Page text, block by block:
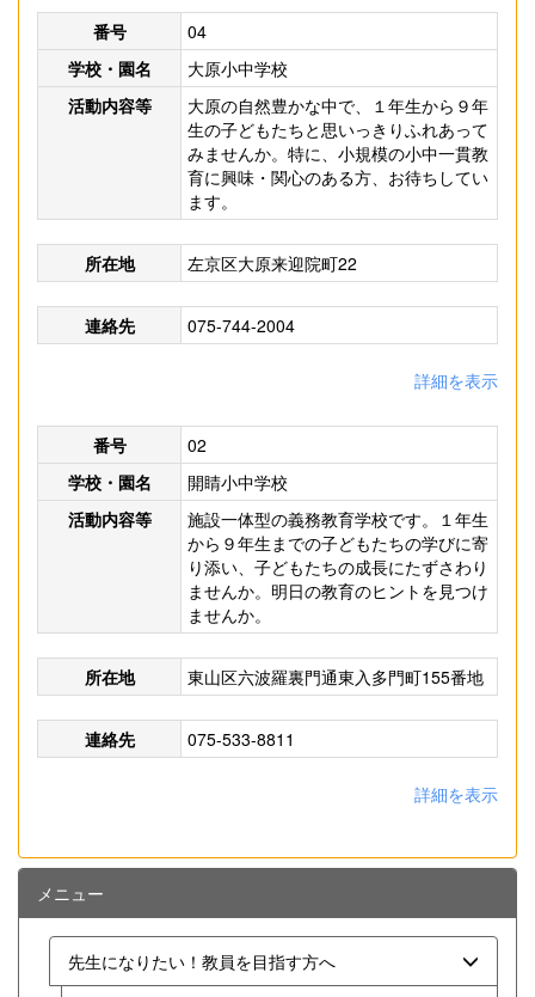
番号
04
学校・園名
大原小中学校
活動内容等
大原の自然豊かな中で、１年生から９年
生の子どもたちと思いっきりふれあって
みませんか。特に、小規模の小中一貫教
育に興味・関心のある方、お待ちしてい
ます。
所在地 左京区大原来迎院町22
連絡先 075-744-2004
詳細を表示
番号
02
学校・園名
開睛小中学校
活動内容等
施設一体型の義務教育学校です。１年生
から９年生までの子どもたちの学びに寄
り添い、子どもたちの成長にたずさわり
ませんか。明日の教育のヒントを見つけ
ませんか。
所在地 東山区六波羅裏門通東入多門町155番地
連絡先 075-533-8811
詳細を表示
メニュー
先生になりたい！教員を目指す方へ